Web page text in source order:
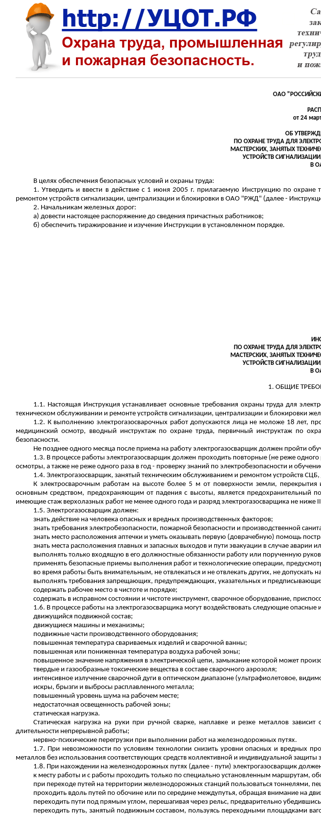
ОАО
от 24
ОБ
ПО ОХРАНЕ ТРУДА ДЛЯ
МАСТЕРСКИХ, ЗАНЯТЫХ
УСТРОЙСТВ
В
В целях обеспечения безопасных условий и охраны труда:
1. Утвердить и ввести в действие с 1 июня 2005 г. прилагаемую Инструкцию по охране
ремонтом устройств сигнализации, централизации и блокировки в ОАО "РЖД" (далее -
2. Начальникам железных дорог:
а) довести настоящее распоряжение до сведения причастных работников;
б) обеспечить тиражирование и изучение Инструкции в установленном порядке.
ПО ОХРАНЕ ТРУДА ДЛЯ
МАСТЕРСКИХ, ЗАНЯТЫХ
УСТРОЙСТВ
В
1. ОБЩИЕ
1.1. Настоящая Инструкция устанавливает основные требования охраны труда для
техническом обслуживании и ремонте устройств сигнализации, централизации и блокировки
1.2. К выполнению электрогазосварочных работ допускаются лица не моложе 18 лет,
медицинский осмотр, вводный инструктаж по охране труда, первичный инструктаж по
безопасности.
Не позднее одного месяца после приема на работу электрогазосварщик должен пройти
1.3. В процессе работы электрогазосварщик должен проходить повторные (не реже
осмотры, а также не реже одного раза в год - проверку знаний по электробезопасности и
1.4. Электрогазосварщик, занятый техническим обслуживанием и ремонтом устройств
К электросварочным работам на высоте более 5 м от поверхности земли, перекрытия
основным средством, предохраняющим от падения с высоты, является предохранительный
имеющие стаж верхолазных работ не менее одного года и разряд электрогазосварщика не ниже
1.5. Электрогазосварщик должен:
знать действие на человека опасных и вредных производственных факторов;
знать требования электробезопасности, пожарной безопасности и производственной
знать место расположения аптечки и уметь оказывать первую (доврачебную) помощь
знать места расположения главных и запасных выходов и пути эвакуации в случае аварии
выполнять только входящую в его должностные обязанности работу или порученную
применять безопасные приемы выполнения работ и технологические операции,
во время работы быть внимательным, не отвлекаться и не отвлекать других, не
выполнять требования запрещающих, предупреждающих, указательных и
содержать рабочее место в чистоте и порядке;
содержать в исправном состоянии и чистоте инструмент, сварочное оборудование,
1.6. В процессе работы на электрогазосварщика могут воздействовать следующие
движущийся подвижной состав;
движущиеся машины и механизмы;
подвижные части производственного оборудования;
повышенная температура свариваемых изделий и сварочной ванны;
повышенная или пониженная температура воздуха рабочей зоны;
повышенное значение напряжения в электрической цепи, замыкание которой может
твердые и газообразные токсические вещества в составе сварочного аэрозоля;
интенсивное излучение сварочной дуги в оптическом диапазоне (ультрафиолетовое,
искры, брызги и выбросы расплавленного металла;
повышенный уровень шума на рабочем месте;
недостаточная освещенность рабочей зоны;
статическая нагрузка.
Статическая нагрузка на руки при ручной сварке, наплавке и резке металлов
длительности непрерывной работы;
нервно-психические перегрузки при выполнении работ на железнодорожных путях.
1.7. При невозможности по условиям технологии снизить уровни опасных и вредных
металлов без использования соответствующих средств коллективной и индивидуальной защиты
1.8. При нахождении на железнодорожных путях (далее - пути) электрогазосварщик
к месту работы и с работы проходить только по специально установленным маршрутам,
при переходе путей на территории железнодорожных станций пользоваться тоннелями,
проходить вдоль путей по обочине или по середине междупутья, обращая внимание на
переходить пути под прямым углом, перешагивая через рельс, предварительно
переходить путь, занятый подвижным составом, пользуясь переходными площадками